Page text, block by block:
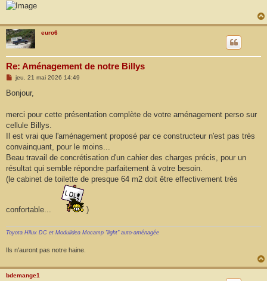
euro6
Re: Aménagement de notre Billys
M
s
g
jeu. 21 mai 2026 14:49
Bonjour,
merci pour cette présentation complète de votre aménagement perso sur
cellule Billys.
Il est vrai que l'aménagement proposé par ce constructeur n'est pas très
convainquant, pour le moins...
Beau travail de concrétisation d'un cahier des charges précis, pour un
résultat qui semble répondre parfaitement à votre besoin.
(le cabinet de toilette de presque 64 m2 doit être effectivement très
confortable... )
Toyota Hilux DC et Modulidea Mocamp "light" auto-aménagée
Ils n'auront pas notre haine.
bdemange1